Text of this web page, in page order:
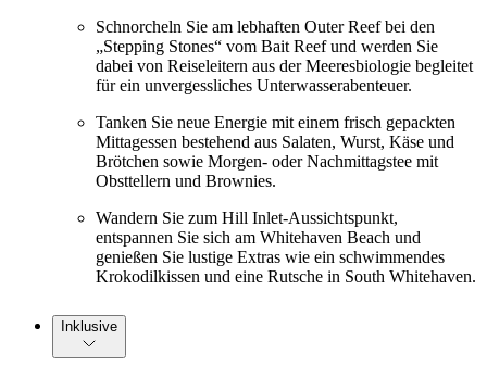
Schnorcheln Sie am lebhaften Outer Reef bei den
„Stepping Stones“ vom Bait Reef und werden Sie
dabei von Reiseleitern aus der Meeresbiologie begleitet
für ein unvergessliches Unterwasserabenteuer.
Tanken Sie neue Energie mit einem frisch gepackten
Mittagessen bestehend aus Salaten, Wurst, Käse und
Brötchen sowie Morgen- oder Nachmittagstee mit
Obsttellern und Brownies.
Wandern Sie zum Hill Inlet-Aussichtspunkt,
entspannen Sie sich am Whitehaven Beach und
genießen Sie lustige Extras wie ein schwimmendes
Krokodilkissen und eine Rutsche in South Whitehaven.
Inklusive